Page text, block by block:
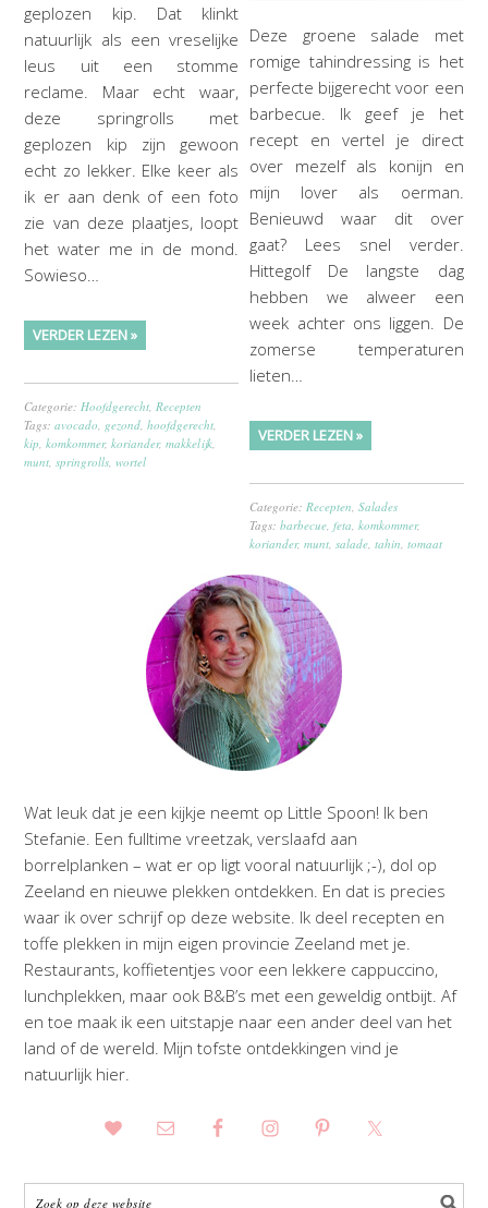
geplozen kip. Dat klinkt
natuurlijk als een vreselijke
leus uit een stomme
reclame. Maar echt waar,
deze springrolls met
geplozen kip zijn gewoon
echt zo lekker. Elke keer als
ik er aan denk of een foto
zie van deze plaatjes, loopt
het water me in de mond.
Sowieso…
VERDER LEZEN »
Categorie: Hoofdgerecht Recepten
Tags:avocado gezond ,hoofdgerecht
kip ,komkommer,koriander,makkelijk
munt ,springrolls ,wortel
Deze groene salade met
romige tahindressing is het
perfecte bijgerecht voor een
barbecue. Ik geef je het
recept en vertel je direct
over mezelf als konijn en
mijn lover als oerman.
Benieuwd waar dit over
gaat? Lees snel verder.
Hittegolf De langste dag
hebben we alweer een
week achter ons liggen. De
zomerse temperaturen
lieten…
VERDER LEZEN »
Categorie:Recepten,Salades
Tags:barbecue,feta,komkommer,
koriander,munt,salade,tahin,tomaat
Wat leuk dat je een kijkje neemt op Little Spoon! Ik ben
Stefanie. Een fulltime vreetzak, verslaafd aan
borrelplanken – wat er op ligt vooral natuurlijk ;-), dol op
Zeeland en nieuwe plekken ontdekken. En dat is precies
waar ik over schrijf op deze website. Ik deel recepten en
toffe plekken in mijn eigen provincie Zeeland met je.
Restaurants, koffietentjes voor een lekkere cappuccino,
lunchplekken, maar ook B&B’s met een geweldig ontbijt. Af
en toe maak ik een uitstapje naar een ander deel van het
land of de wereld. Mijn tofste ontdekkingen vind je
natuurlijk hier.